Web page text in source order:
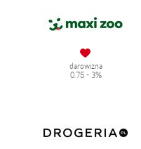
darowizna
0.75 - 3%